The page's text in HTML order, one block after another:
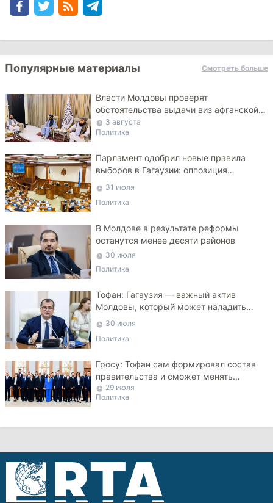
Популярные материалы Смотреть больше
Власти Молдовы проверят
обстоятельства выдачи виз афганской
делегации
3 августа
Политика
Парламент одобрил новые правила
выборов в Гагаузии: оппозиция
критикует законопроект
31 июля
Политика
В Молдове в результате реформы
останутся менее десяти районов
30 июля
Политика
Тофан: Гагаузия — важный актив
Молдовы, который может наладить
мосты с Турцией
30 июля
Политика
Гросу: Тофан сам формировал состав
правительства и сможет менять
министров
29 июля
Политика